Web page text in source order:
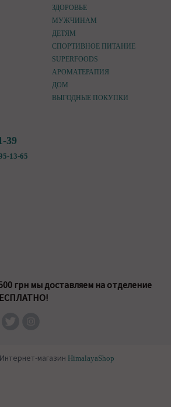
ЗДОРОВЬЕ
МУЖЧИНАМ
ДЕТЯМ
СПОРТИВНОЕ ПИТАНИЕ
SUPERFOODS
АРОМАТЕРАПИЯ
ДОМ
ВЫГОДНЫЕ ПОКУПКИ
39
13-65
грн мы доставляем на отделение
магазин HimalayaShop